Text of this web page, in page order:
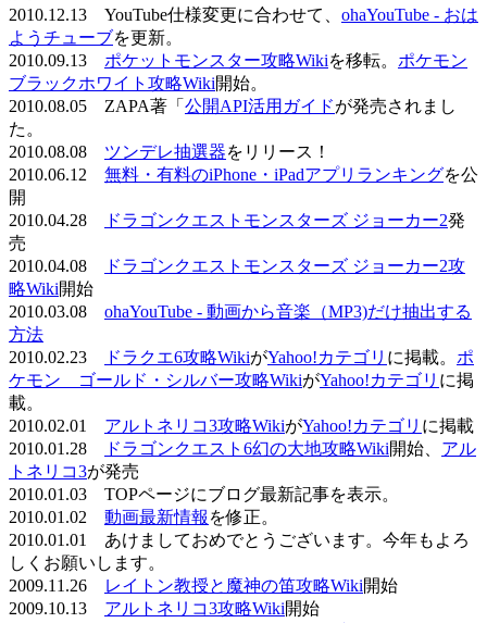
2010.12.13 YouTube仕様変更に合わせて、 ohaYouTube - おは
ようチューブを更新。
2010.09.13 ポケットモンスター攻略Wikiを移転。 ポケモン
ブラックホワイト攻略Wiki開始。
2010.08.05 ZAPA著「 公開API活用ガイドが発売されまし
た。
2010.08.08 ツンデレ抽選器をリリース！
2010.06.12 無料・有料のiPhone・iPadアプリランキングを公
開
2010.04.28
ドラゴンクエストモンスターズ ジョーカー2発
売
2010.04.08
ドラゴンクエストモンスターズ ジョーカー2攻
略Wiki開始
2010.03.08 ohaYouTube - 動画から音楽（MP3)だけ抽出する
方法
2010.02.23
ドラクエ6攻略WikiがYahoo!カテゴリ に掲載。 ポ
ケモン ゴールド・シルバー攻略WikiがYahoo!カテゴリ に掲
載。
2010.02.01 アルトネリコ3攻略WikiがYahoo!カテゴリ に掲載
2010.01.28
ドラゴンクエスト6幻の大地攻略Wiki開始、 アル
トネリコ3が発売
2010.01.03 TOPページにブログ最新記事を表示。
2010.01.02 動画最新情報 を修正。
2010.01.01 あけましておめでとうございます。今年もよろ
しくお願いします。
2009.11.26
レイトン教授と魔神の笛攻略Wiki開始
2009.10.13 アルトネリコ3攻略Wiki開始